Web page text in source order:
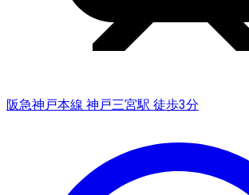
阪急神戸本線 神戸三宮駅 徒歩3分